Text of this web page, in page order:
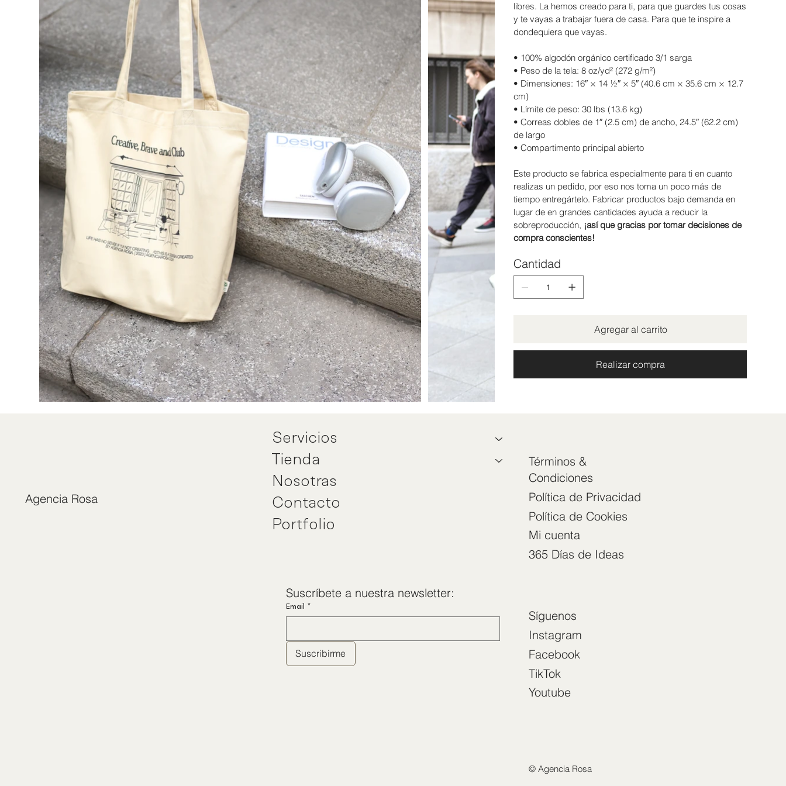
libres. La hemos creado para ti, para que guardes tus cosas
y te vayas a trabajar fuera de casa. Para que te inspire a
dondequiera que vayas.
• 100% algodón orgánico certificado 3/1 sarga
• Peso de la tela: 8 oz/yd² (272 g/m²)
• Dimensiones: 16″ × 14 ½″ × 5″ (40.6 cm × 35.6 cm × 12.7
cm)
• Límite de peso: 30 lbs (13.6 kg)
• Correas dobles de 1″ (2.5 cm) de ancho, 24.5″ (62.2 cm)
de largo
• Compartimento principal abierto
Este producto se fabrica especialmente para ti en cuanto
realizas un pedido, por eso nos toma un poco más de
tiempo entregártelo. Fabricar productos bajo demanda en
lugar de en grandes cantidades ayuda a reducir la
sobreproducción, ¡así que gracias por tomar decisiones de
compra conscientes!
Cantidad
Agregar al carrito
Realizar compra
Términos &
Condiciones
Política de Privacidad
Política de Cookies
Mi cuenta
365 Días de Ideas
Síguenos
Instagram
Facebook
TikTok
Youtube
© Agencia Rosa
Agencia Rosa
Suscríbete a nuestra newsletter:
Email *
Suscribirme
Servicios
Tienda
Nosotras
Contacto
Portfolio